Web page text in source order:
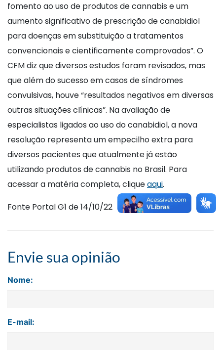
fomento ao uso de produtos de cannabis e um
aumento significativo de prescrição de canabidiol
para doenças em substituição a tratamentos
convencionais e cientificamente comprovados”. O
CFM diz que diversos estudos foram revisados, mas
que além do sucesso em casos de síndromes
convulsivas, houve “resultados negativos em diversas
outras situações clínicas”. Na avaliação de
especialistas ligados ao uso do canabidiol, a nova
resolução representa um empecilho extra para
diversos pacientes que atualmente já estão
utilizando produtos de cannabis no Brasil. Para
acessar a matéria completa, cliqueaqui.
Fonte Portal G1 de 14/10/22
Envie sua opinião
Nome:
E-mail: